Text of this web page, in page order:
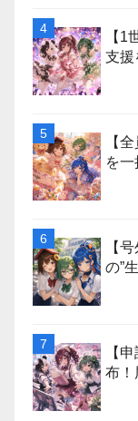
【1
支援
【
を一
【
の”
【
布！